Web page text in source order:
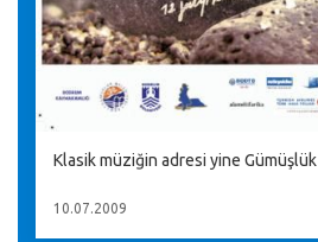
Klasik müziğin adresi yine Gümüşlük
10.07.2009